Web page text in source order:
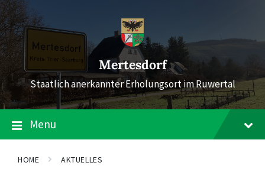
Skip
to
content
Skip
to
main
navigation
Skip
to
footer
Mertesdorf
Staatlich anerkannter Erholungsort im Ruwertal
Menu
HOME AKTUELLES